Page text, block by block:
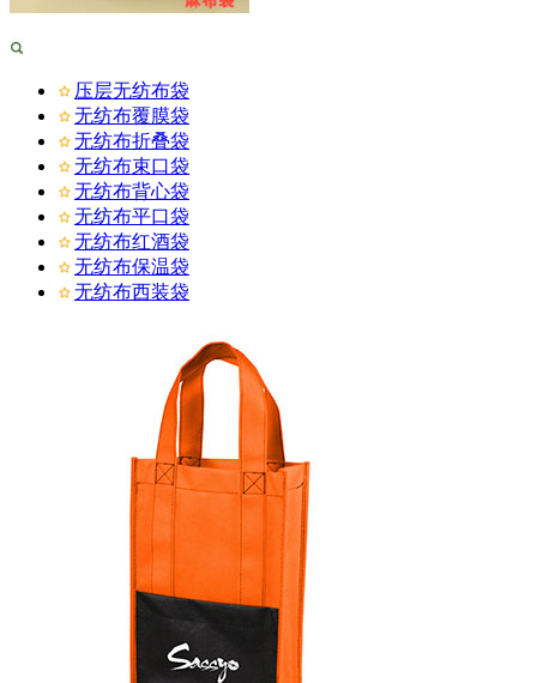
压层无纺布袋
无纺布覆膜袋
无纺布折叠袋
无纺布束口袋
无纺布背心袋
无纺布平口袋
无纺布红酒袋
无纺布保温袋
无纺布西装袋